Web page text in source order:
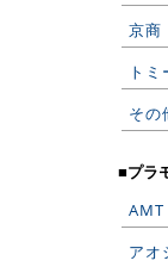
京商
トミ
その
■プラ
AMT
アオ